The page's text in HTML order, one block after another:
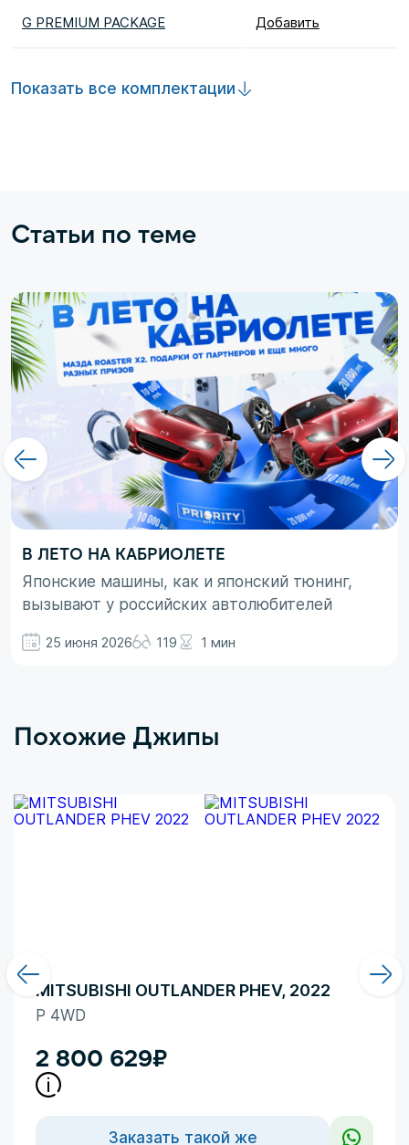
G PREMIUM PACKAGE Добавить
Показать все комплектации
Статьи по теме
В ЛЕТО НА КАБРИОЛЕТЕ
Японские машины, как и японский тюнинг,
вызывают у российских автолюбителей
просто ассоциируются с вполне понятными
Здесь больше доминирует чувство безумного
25 июня 2026 119 1 мин
Похожие Джипы
MITSUBISHI OUTLANDER PHEV, 2022
P 4WD
2 800 629₽
Заказать такой же